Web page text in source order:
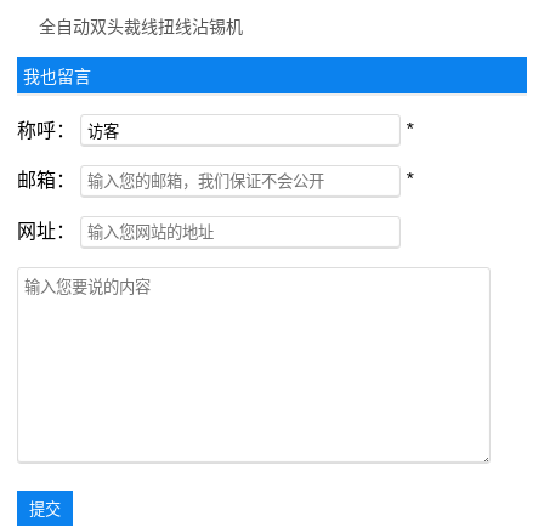
全自动双头裁线扭线沾锡机
我也留言
称呼： *
邮箱： *
网址：